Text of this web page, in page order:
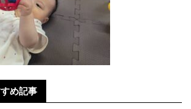
め記事